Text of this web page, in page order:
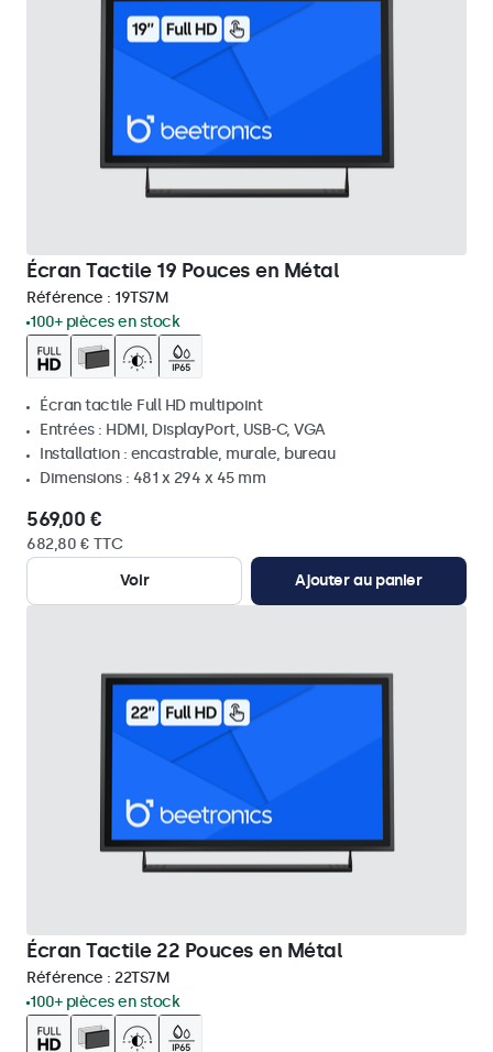
Écran Tactile 19 Pouces en Métal
Référence : 19TS7M
100+ pièces en stock
Écran tactile Full HD multipoint
Entrées : HDMI, DisplayPort, USB-C, VGA
Installation : encastrable, murale, bureau
Dimensions : 481 x 294 x 45 mm
569,00 €
682,80 € TTC
Voir
Ajouter au panier
Écran Tactile 22 Pouces en Métal
Référence : 22TS7M
100+ pièces en stock